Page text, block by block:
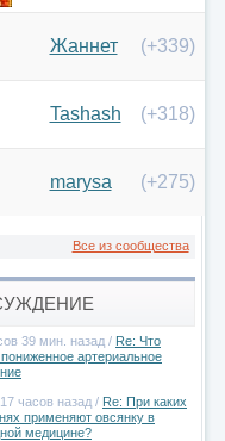
Жаннет (+339)
Tashash (+318)
marysa (+275)
Все из сообщества
39 мин. назад / Re: Что
пониженное артериальное
часов назад / Re: При каких
применяют овсянку в
медицине?